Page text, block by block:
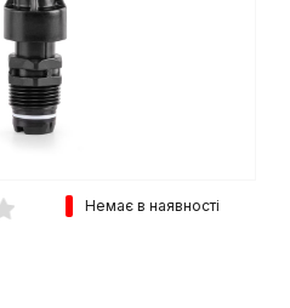
Немає в наявності